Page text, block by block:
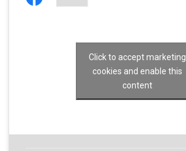
Click to accept marketing
cookies and enable this
content